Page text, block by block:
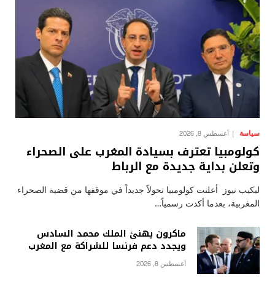
سياسة أغسطس 8, 2026
كولومبيا تعترف بسيادة المغرب على الصحراء
وتعلن بداية جديدة مع الرباط
ليكيب نيوز أعلنت كولومبيا تحولاً جديداً في موقفها من قضية الصحراء
المغربية، بعدما أكدت رسمياً…
ماكرون يهنئ الملك محمد السادس
ويجدد دعم فرنسا للشراكة مع المغرب
أغسطس 8, 2026